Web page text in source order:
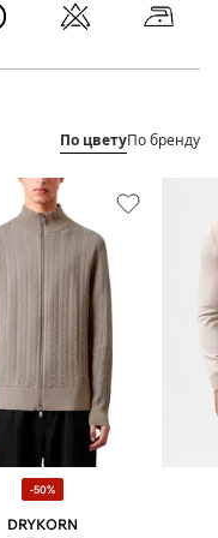
По цветуПо бренду
-50%
DRYKORN